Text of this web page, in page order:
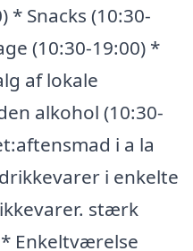
* Snacks (10:30-
(10:30-19:00) *
af lokale
alkohol (10:30-
i a la
i enkelte
stærk
Enkeltværelse